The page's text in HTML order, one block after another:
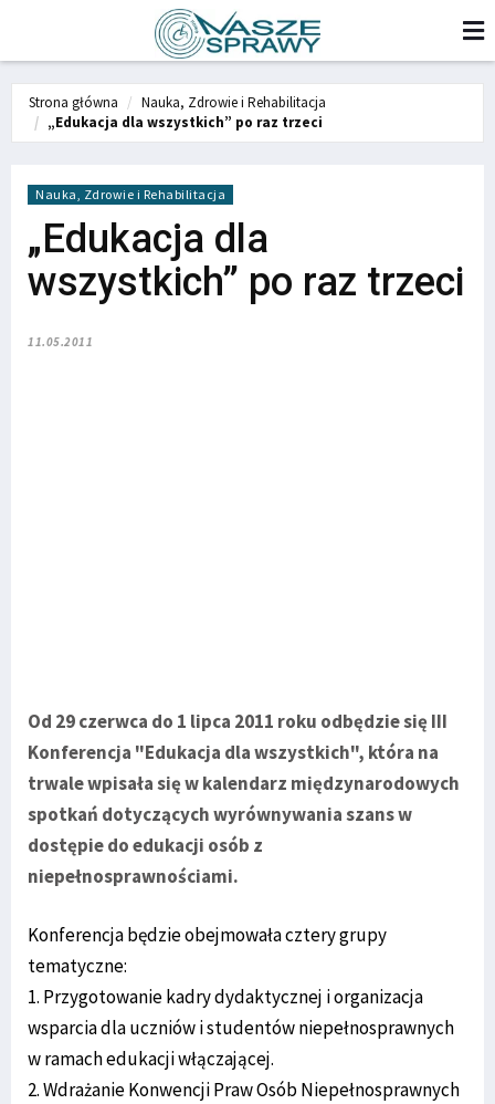
Strona główna
Nauka, Zdrowie i Rehabilitacja
„Edukacja dla wszystkich” po raz trzeci
Nauka, Zdrowie i Rehabilitacja
„Edukacja dla
wszystkich” po raz trzeci
11.05.2011
Od 29 czerwca do 1 lipca 2011 roku odbędzie się III
Konferencja "Edukacja dla wszystkich", która na
trwale wpisała się w kalendarz międzynarodowych
spotkań dotyczących wyrównywania szans w
dostępie do edukacji osób z
niepełnosprawnościami.
Konferencja będzie obejmowała cztery grupy
tematyczne:
1. Przygotowanie kadry dydaktycznej i organizacja
wsparcia dla uczniów i studentów niepełnosprawnych
w ramach edukacji włączającej.
2. Wdrażanie Konwencji Praw Osób Niepełnosprawnych